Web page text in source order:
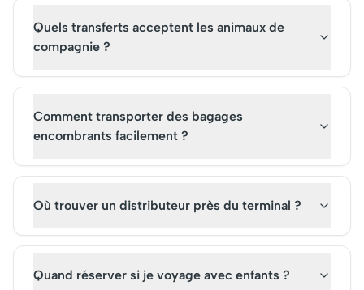
Quels transferts acceptent les animaux de
compagnie ?
Comment transporter des bagages
encombrants facilement ?
Où trouver un distributeur près du terminal ?
Quand réserver si je voyage avec enfants ?